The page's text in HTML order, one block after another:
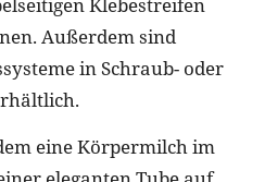
Außerdem sind
in Schraub- oder
eine Körpermilch im